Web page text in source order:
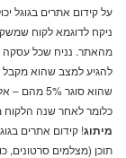
על קידום אתרים בגוגל
כלומר לאחר שנה הלקוח
מיתוג! קידום אתרים